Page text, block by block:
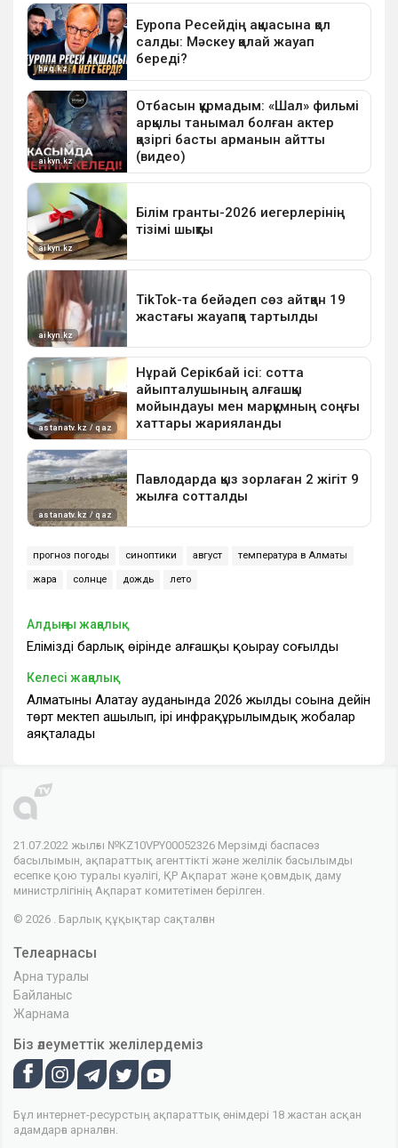
прогноз погоды синоптики август температура в Алматы
жара солнце дождь лето
Алдыңғы жаңалық
Еліміздің барлық өңірінде алғашқы қоңырау соғылды
Келесі жаңалық
Алматының Алатау ауданында 2026 жылдың соңына дейін
төрт мектеп ашылып, ірі инфрақұрылымдық жобалар
аяқталады
21.07.2022 жылғы №KZ10VPY00052326 Мерзімді баспасөз
басылымын, ақпараттық агенттікті және желілік басылымды
есепке қою туралы куәлігі, ҚР Ақпарат және қоғамдық даму
министрлігінің Ақпарат комитетімен берілген.
© 2026 . Барлық құқықтар сақталған
Телеарнасы
Арна туралы
Байланыс
Жарнама
Біз әлеуметтік желілердеміз
Бұл интернет-ресурстың ақпараттық өнімдері 18 жастан асқан
адамдарға арналған.